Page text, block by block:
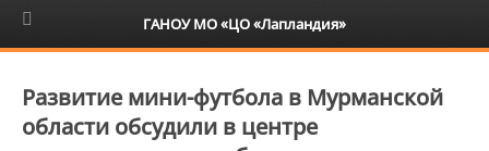
6+
Развитие мини-футбола в Мурманской
области обсудили в центре
ГАНОУ МО «ЦО «Лапландия»